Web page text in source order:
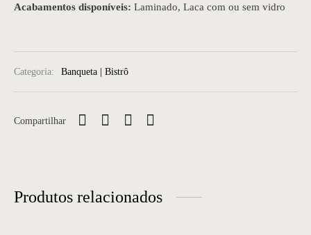
Acabamentos disponíveis: Laminado, Laca com ou sem vidro
Categoria: Banqueta | Bistrô
Compartilhar
Produtos relacionados